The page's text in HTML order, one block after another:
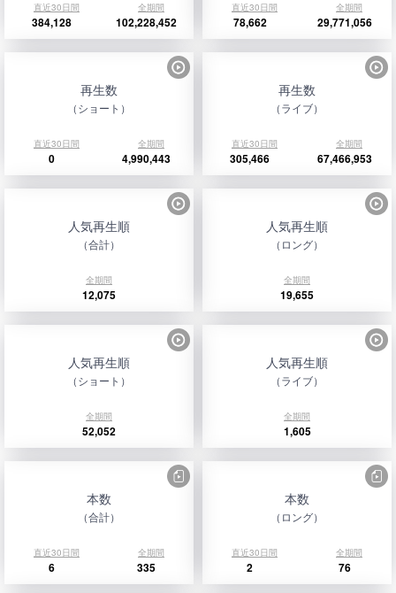
直近30日間 全期間
384,128 102,228,452
直近30日間 全期間
78,662 29,771,056
再生数
（ショート）
直近30日間 全期間
0 4,990,443
再生数
（ライブ）
直近30日間 全期間
305,466 67,466,953
人気再生順
（合計）
全期間
12,075
人気再生順
（ロング）
全期間
19,655
人気再生順
（ショート）
全期間
52,052
人気再生順
（ライブ）
全期間
1,605
本数
（合計）
直近30日間 全期間
6 335
本数
（ロング）
直近30日間 全期間
2 76